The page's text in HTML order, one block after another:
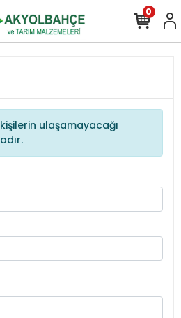
0
ulaşamayacağı